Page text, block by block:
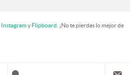
Instagramy Flipboard . ¡No te pierdas lo mejor de